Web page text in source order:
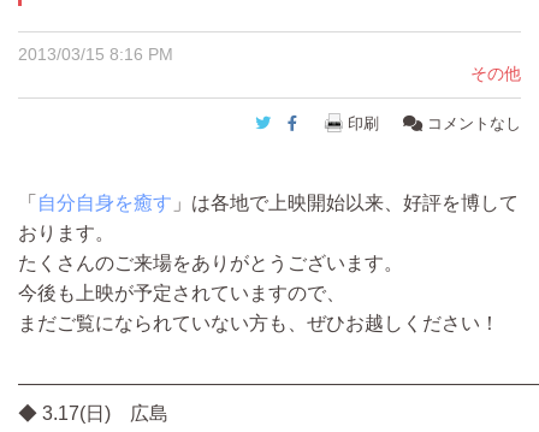
2013/03/15 8:16 PM
その他
Twitter
Facebook
印刷 コメントなし
「 自分自身を癒す 」は各地で上映開始以来、好評を博して
おります。
たくさんのご来場をありがとうございます。
今後も上映が予定されていますので、
まだご覧になられていない方も、ぜひお越しください！
◆ 3.17(日) 広島